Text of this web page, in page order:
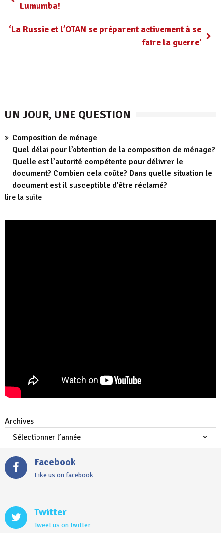
Lumumba!
‘La Russie et l’OTAN se préparent activement à se
faire la guerre’
UN JOUR, UNE QUESTION
Composition de ménage
Quel délai pour l’obtention de la composition de ménage?
Quelle est l’autorité compétente pour délivrer le
document? Combien cela coûte? Dans quelle situation le
document est il susceptible d’être réclamé?
lire la suite
Archives
Facebook
Like us on facebook
Twitter
Tweet us on twitter